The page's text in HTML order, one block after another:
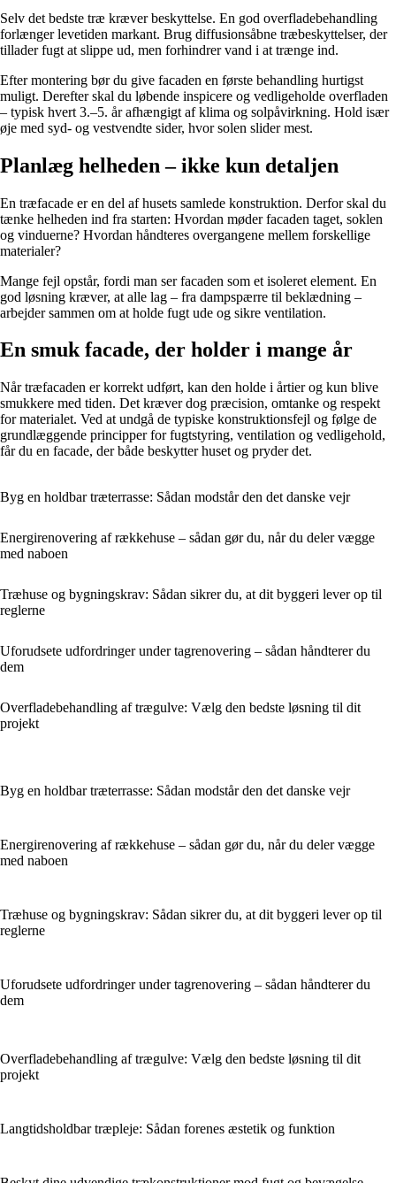
Selv det bedste træ kræver beskyttelse. En god overfladebehandling
forlænger levetiden markant. Brug diffusionsåbne træbeskyttelser, der
tillader fugt at slippe ud, men forhindrer vand i at trænge ind.
Efter montering bør du give facaden en første behandling hurtigst
muligt. Derefter skal du løbende inspicere og vedligeholde overfladen
– typisk hvert 3.–5. år afhængigt af klima og solpåvirkning. Hold især
øje med syd- og vestvendte sider, hvor solen slider mest.
Planlæg helheden – ikke kun detaljen
En træfacade er en del af husets samlede konstruktion. Derfor skal du
tænke helheden ind fra starten: Hvordan møder facaden taget, soklen
og vinduerne? Hvordan håndteres overgangene mellem forskellige
materialer?
Mange fejl opstår, fordi man ser facaden som et isoleret element. En
god løsning kræver, at alle lag – fra dampspærre til beklædning –
arbejder sammen om at holde fugt ude og sikre ventilation.
En smuk facade, der holder i mange år
Når træfacaden er korrekt udført, kan den holde i årtier og kun blive
smukkere med tiden. Det kræver dog præcision, omtanke og respekt
for materialet. Ved at undgå de typiske konstruktionsfejl og følge de
grundlæggende principper for fugtstyring, ventilation og vedligehold,
får du en facade, der både beskytter huset og pryder det.
Byg en holdbar træterrasse: Sådan modstår den det danske vejr
Energirenovering af rækkehuse – sådan gør du, når du deler vægge
med naboen
Træhuse og bygningskrav: Sådan sikrer du, at dit byggeri lever op til
reglerne
Uforudsete udfordringer under tagrenovering – sådan håndterer du
dem
Overfladebehandling af trægulve: Vælg den bedste løsning til dit
projekt
Byg en holdbar træterrasse: Sådan modstår den det danske vejr
Energirenovering af rækkehuse – sådan gør du, når du deler vægge
med naboen
Træhuse og bygningskrav: Sådan sikrer du, at dit byggeri lever op til
reglerne
Uforudsete udfordringer under tagrenovering – sådan håndterer du
dem
Overfladebehandling af trægulve: Vælg den bedste løsning til dit
projekt
Langtidsholdbar træpleje: Sådan forenes æstetik og funktion